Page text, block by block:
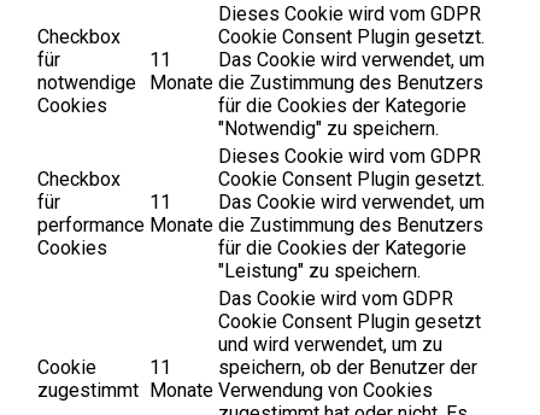
Checkbox
für
notwendige
Cookies
11
Monate
Dieses Cookie wird vom GDPR
Cookie Consent Plugin gesetzt.
Das Cookie wird verwendet, um
die Zustimmung des Benutzers
für die Cookies der Kategorie
"Notwendig" zu speichern.
Checkbox
für
performance
Cookies
11
Monate
Dieses Cookie wird vom GDPR
Cookie Consent Plugin gesetzt.
Das Cookie wird verwendet, um
die Zustimmung des Benutzers
für die Cookies der Kategorie
"Leistung" zu speichern.
Cookie
zugestimmt
11
Monate
Das Cookie wird vom GDPR
Cookie Consent Plugin gesetzt
und wird verwendet, um zu
speichern, ob der Benutzer der
Verwendung von Cookies